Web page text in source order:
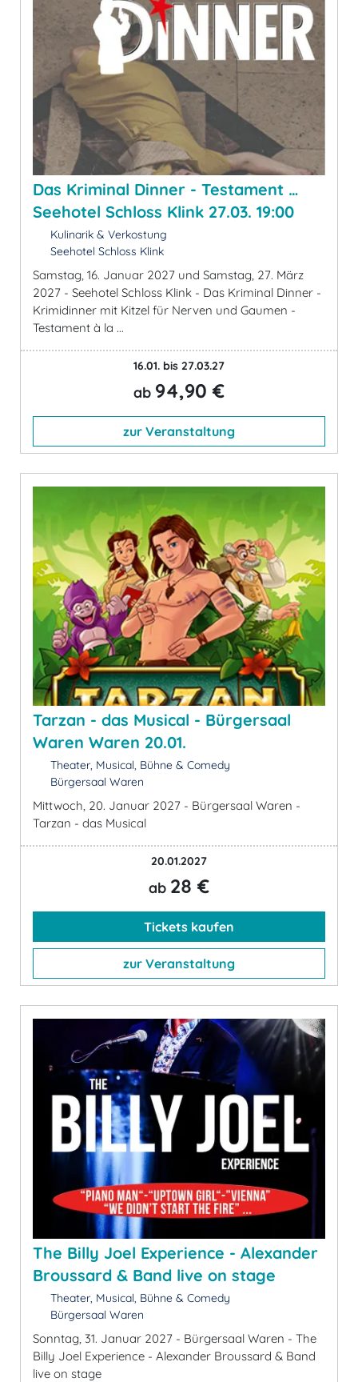
Das Kriminal Dinner - Testament …
Seehotel Schloss Klink 27.03. 19:00
Kulinarik & Verkostung
Seehotel Schloss Klink
Samstag, 16. Januar 2027 und Samstag, 27. März
2027 - Seehotel Schloss Klink - Das Kriminal Dinner -
Krimidinner mit Kitzel für Nerven und Gaumen -
Testament à la ...
16.01. bis 27.03.27
ab 94,90 €
zur Veranstaltung
Tarzan - das Musical - Bürgersaal
Waren Waren 20.01.
Theater, Musical, Bühne & Comedy
Bürgersaal Waren
Mittwoch, 20. Januar 2027 - Bürgersaal Waren -
Tarzan - das Musical
20.01.2027
ab 28 €
Tickets kaufen
zur Veranstaltung
The Billy Joel Experience - Alexander
Broussard & Band live on stage
Theater, Musical, Bühne & Comedy
Bürgersaal Waren
Sonntag, 31. Januar 2027 - Bürgersaal Waren - The
Billy Joel Experience - Alexander Broussard & Band
live on stage